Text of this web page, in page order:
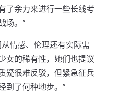
了余力来进行一些长线考
场。”
情感、伦理还有实际需
女的稀有性，她们也提议
疑很难反驳，但紧急征兵
到了何种地步。”